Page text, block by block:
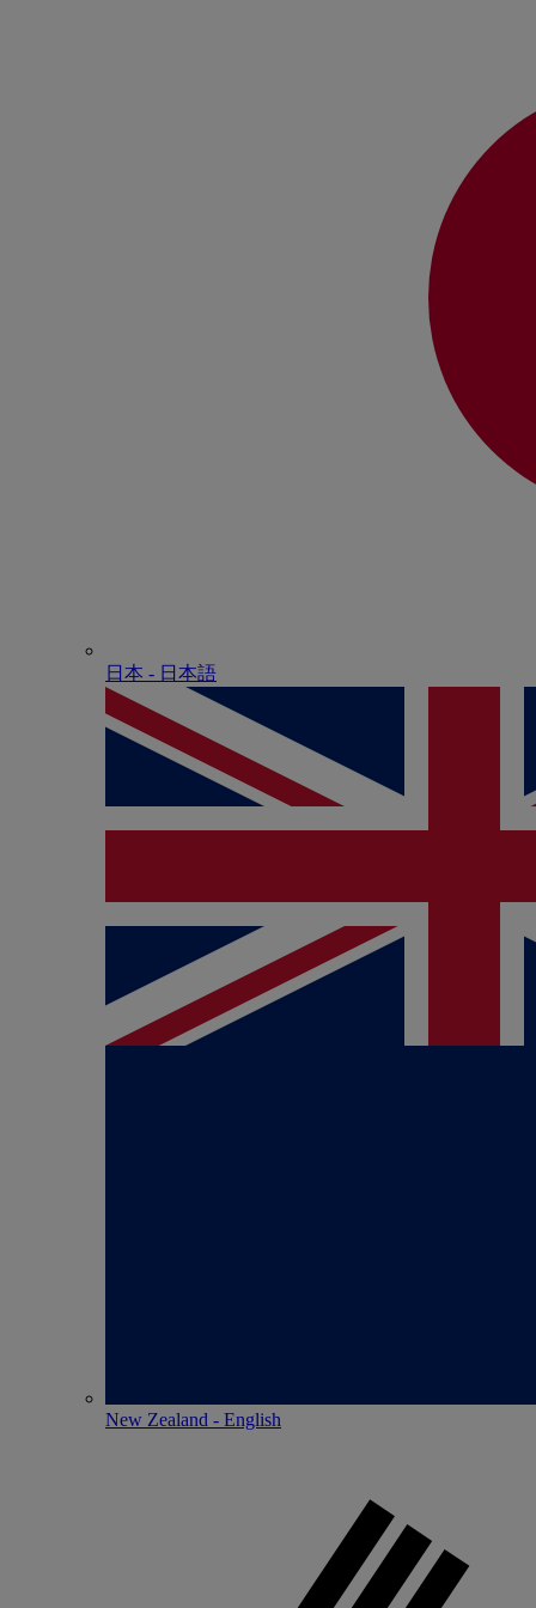
日本 - ⽇本語
New Zealand - English